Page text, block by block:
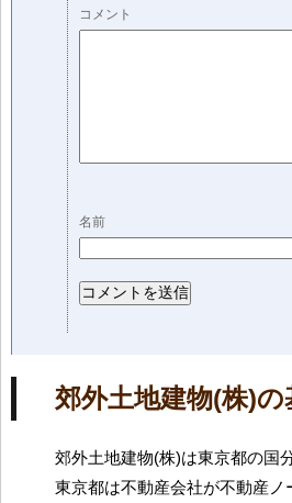
コメント
名前
郊外土地建物(株)の
郊外土地建物(株)は東京都の国
東京都は不動産会社が不動産